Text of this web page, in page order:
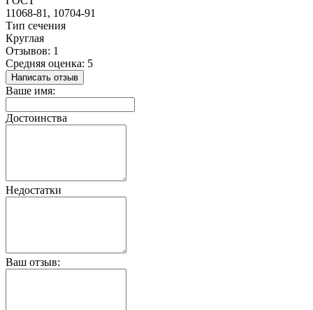
11068-81, 10704-91
Тип сечения
Круглая
Отзывов: 1
Средняя оценка: 5
Написать отзыв
Ваше имя:
Достоинства
Недостатки
Ваш отзыв: